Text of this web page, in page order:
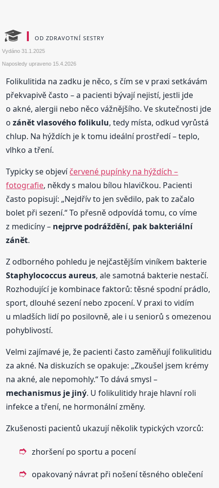
OD ZDRAVOTNÍ SESTRY
Vydáno31.1.2025
Naposledy upraveno 15.4.2026
Folikulitida na zadku je něco, s čím se v praxi setkávám
překvapivě často – a pacienti bývají nejistí, jestli jde
o akné, alergii nebo něco vážnějšího. Ve skutečnosti jde
ozánět vlasového folikulu, tedy místa, odkud vyrůstá
chlup. Na hýždích je k tomu ideální prostředí – teplo,
vlhko a tření.
Typicky se objevíčervené pupínky na hýždích –
fotografie, někdy s malou bílou hlavičkou. Pacienti
často popisují: „Nejdřív to jen svědilo, pak to začalo
bolet při sezení.“ To přesně odpovídá tomu, co víme
z medicíny – nejprve podráždění, pak bakteriální
zánět.
Z odborného pohledu je nejčastějším viníkem bakterie
Staphylococcus aureus, ale samotná bakterie nestačí.
Rozhodující je kombinace faktorů: těsné spodní prádlo,
sport, dlouhé sezení nebo zpocení. V praxi to vidím
u mladších lidí po posilovně, ale i u seniorů s omezenou
pohyblivostí.
Velmi zajímavé je, že pacienti často zaměňují folikulitidu
za akné. Na diskuzích se opakuje: „Zkoušel jsem krémy
na akné, ale nepomohly.“ To dává smysl –
mechanismus je jiný. U folikulitidy hraje hlavní roli
infekce a tření, ne hormonální změny.
Zkušenosti pacientů ukazují několik typických vzorců:
zhoršení po sportu a pocení
opakovaný návrat při nošení těsného oblečení